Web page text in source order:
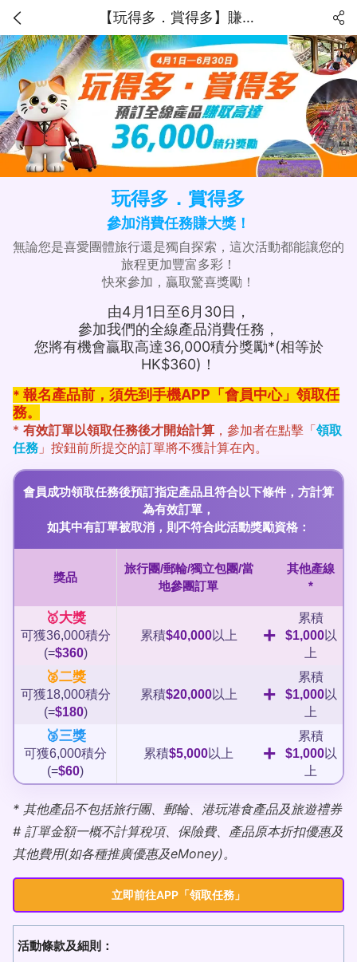
【玩得多．賞得多】賺取高達36,000獎勵積分！
玩得多．賞得多
參加消費任務賺大獎！
無論您是喜愛團體旅行還是獨自探索，這次活動都能讓您的
旅程更加豐富多彩！
快來參加，贏取驚喜獎勵！
由4月1日至6月30日，
參加我們的全線產品消費任務，
您將有機會贏取高達36,000積分獎勵*(相等於
HK$360)！
* 報名產品前，須先到手機APP「會員中心」領取任
務。
* 有效訂單以領取任務後才開始計算 ，參加者在點擊「領取
任務 」按鈕前所提交的訂單將不獲計算在內。
會員成功領取任務後預訂指定產品且符合以下條件，方計算
為有效訂單，
如其中有訂單被取消，則不符合此活動獎勵資格：
獎品
旅行團/郵輪/獨立包團/當
地參團訂單
其他產線
*
🥇大獎
可獲36,000積分
(=$360)
累積$40,000以上 +
累積
$1,000以
上
🥈二獎
可獲18,000積分
(=$180)
累積$20,000以上 +
累積
$1,000以
上
🥉三獎
可獲6,000積分
(=$60)
累積$5,000以上 +
累積
$1,000以
上
* 其他產品不包括旅行團、郵輪、港玩港食產品及旅遊禮券
# 訂單金額一概不計算稅項、保險費、產品原本折扣優惠及
其他費用(如各種推廣優惠及eMoney)。
立即前往APP「領取任務」
活動條款及細則：